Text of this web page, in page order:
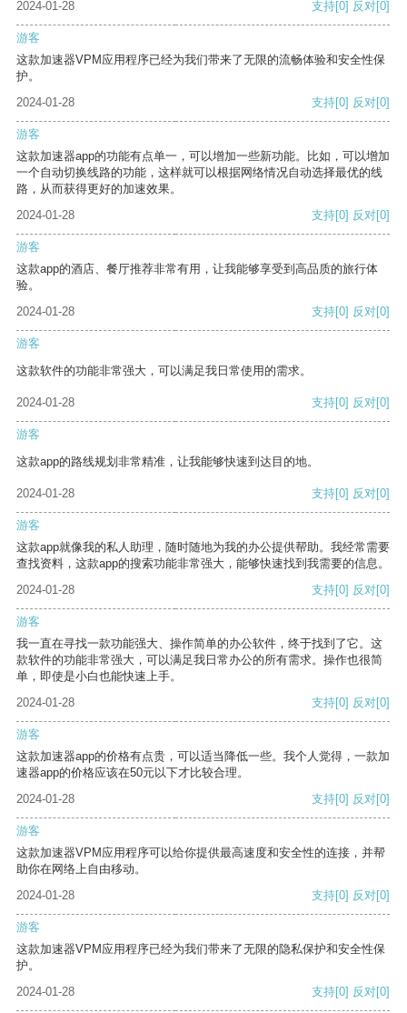
2024-01-28 支持[0] 反对[0]
游客
这款加速器VPM应用程序已经为我们带来了无限的流畅体验和安全性保
护。
2024-01-28
支持[0] 反对[0]
游客
这款加速器app的功能有点单一，可以增加一些新功能。比如，可以增加
一个自动切换线路的功能，这样就可以根据网络情况自动选择最优的线
路，从而获得更好的加速效果。
2024-01-28
支持[0] 反对[0]
游客
这款app的酒店、餐厅推荐非常有用，让我能够享受到高品质的旅行体
验。
2024-01-28
支持[0] 反对[0]
游客
这款软件的功能非常强大，可以满足我日常使用的需求。
2024-01-28 支持[0] 反对[0]
游客
这款app的路线规划非常精准，让我能够快速到达目的地。
2024-01-28 支持[0] 反对[0]
游客
这款app就像我的私人助理，随时随地为我的办公提供帮助。我经常需要
查找资料，这款app的搜索功能非常强大，能够快速找到我需要的信息。
2024-01-28
支持[0] 反对[0]
游客
我一直在寻找一款功能强大、操作简单的办公软件，终于找到了它。这
款软件的功能非常强大，可以满足我日常办公的所有需求。操作也很简
单，即使是小白也能快速上手。
2024-01-28
支持[0] 反对[0]
游客
这款加速器app的价格有点贵，可以适当降低一些。我个人觉得，一款加
速器app的价格应该在50元以下才比较合理。
2024-01-28
支持[0] 反对[0]
游客
这款加速器VPM应用程序可以给你提供最高速度和安全性的连接，并帮
助你在网络上自由移动。
2024-01-28
支持[0] 反对[0]
游客
这款加速器VPM应用程序已经为我们带来了无限的隐私保护和安全性保
护。
2024-01-28
支持[0] 反对[0]